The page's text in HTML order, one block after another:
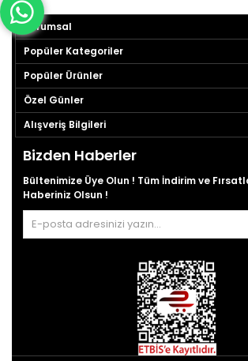
Kurumsal
Popüler Kategoriler
Popüler Ürünler
Özel Günler
Alışveriş Bilgileri
Bizden Haberler
Bültenimize Üye Olun ! Tüm İndirim ve
Haberiniz Olsun !